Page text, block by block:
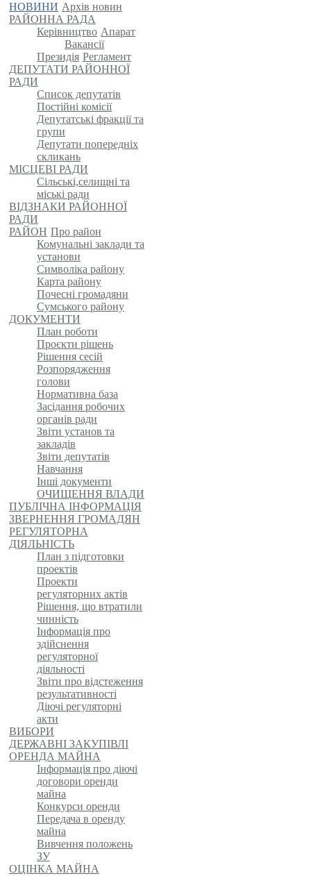
НОВИНИ Архів новин
РАЙОННА РАДА
Керівництво Апарат
Вакансії
Президія Регламент
ДЕПУТАТИ РАЙОННОЇ
РАДИ
Список депутатів
Постійні комісії
Депутатські фракції та
групи
Депутати попередніх
скликань
МІСЦЕВІ РАДИ
Сільські,селищні та
міські ради
ВІДЗНАКИ РАЙОННОЇ
РАДИ
РАЙОН Про район
Комунальні заклади та
установи
Символіка району
Карта району
Почесні громадяни
Сумського району
ДОКУМЕНТИ
План роботи
Проєкти рішень
Рішення сесій
Розпорядження
голови
Нормативна база
Засідання робочих
органів ради
Звіти установ та
закладів
Звіти депутатів
Навчання
Інші документи
ОЧИЩЕННЯ ВЛАДИ
ПУБЛІЧНА ІНФОРМАЦІЯ
ЗВЕРНЕННЯ ГРОМАДЯН
РЕГУЛЯТОРНА
ДІЯЛЬНІСТЬ
План з підготовки
проектів
Проекти
регуляторних актів
Рішення, що втратили
чинність
Інформація про
здійснення
регуляторної
діяльності
Звіти про відстеження
результативності
Діючі регуляторні
акти
ВИБОРИ
ДЕРЖАВНІ ЗАКУПІВЛІ
ОРЕНДА МАЙНА
Інформація про діючі
договори оренди
майна
Конкурси оренди
Передача в оренду
майна
Вивчення положень
ЗУ
ОЦІНКА МАЙНА